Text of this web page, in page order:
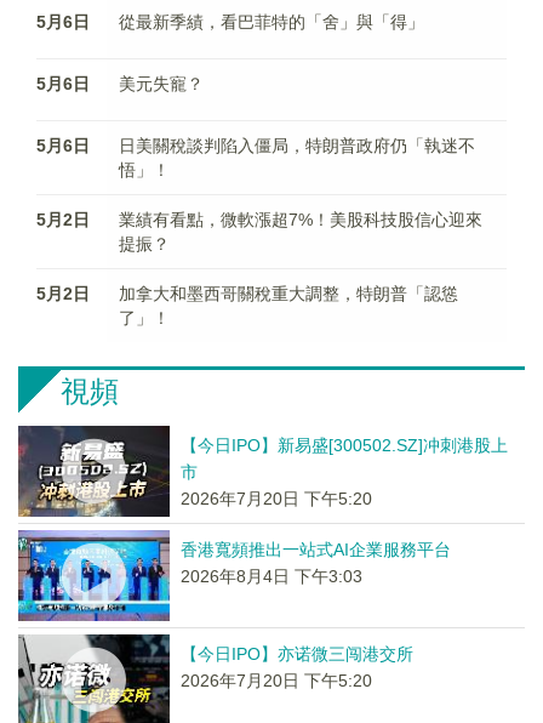
5月6日 從最新季績，看巴菲特的「舍」與「得」
5月6日 美元失寵？
5月6日
日美關稅談判陷入僵局，特朗普政府仍「執迷不
悟」！
5月2日
業績有看點，微軟漲超7%！美股科技股信心迎來
提振？
5月2日
加拿大和墨西哥關稅重大調整，特朗普「認慫
了」！
視頻
【今日IPO】新易盛[300502.SZ]冲刺港股上
市
2026年7月20日 下午5:20
香港寬頻推出一站式AI企業服務平台
2026年8月4日 下午3:03
【今日IPO】亦诺微三闯港交所
2026年7月20日 下午5:20